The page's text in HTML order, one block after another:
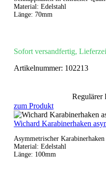
Material: Edelstahl
Länge: 70mm
Sofort versandfertig,
Artikelnummer: 102213
Regulärer
zum Produkt
Wichard Karabinerhaken
Asymmetrischer
Material: Edelstahl
Länge: 100mm